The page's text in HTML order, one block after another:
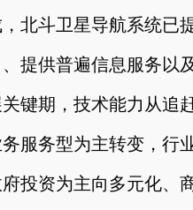
北斗卫星导航系统已
提供普遍信息服务以
键期，技术能力从追
服务型为主转变，行
投资为主向多元化、